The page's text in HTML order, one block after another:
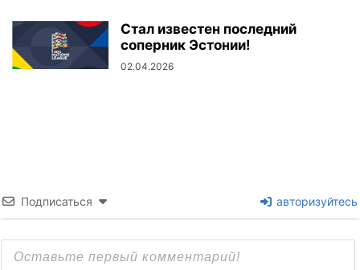
Стал известен последний
соперник Эстонии!
02.04.2026
Подписаться авторизуйтесь